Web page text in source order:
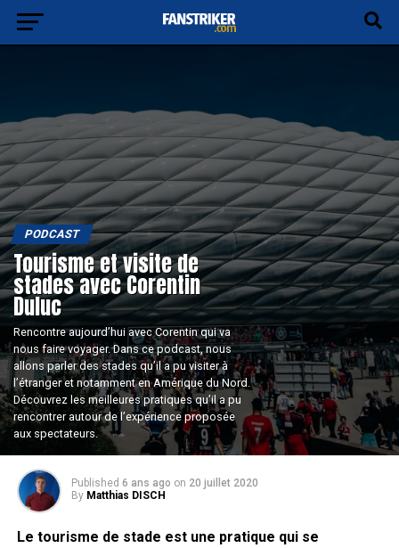
PODCAST
Tourisme et visite de
stades avec Corentin
Duluc
Rencontre aujourd’hui avec Corentin qui va
nous faire voyager. Dans ce podcast, nous
allons parler des stades qu’il a pu visiter à
l’étranger et notamment en Amérique du Nord.
Découvrez les meilleures pratiques qu’il a pu
rencontrer autour de l’expérience proposée
aux spectateurs.
Published 6 ans ago on 20 juillet 2020
By Matthias DISCH
Le tourisme de stade est une pratique qui se